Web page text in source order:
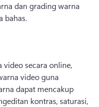
dan grading warna
bahas.
video secara online,
video guna
dapat mencakup
kontras, saturasi,